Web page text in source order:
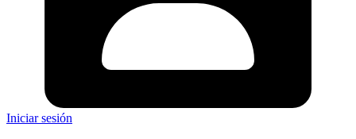
Iniciar sesión